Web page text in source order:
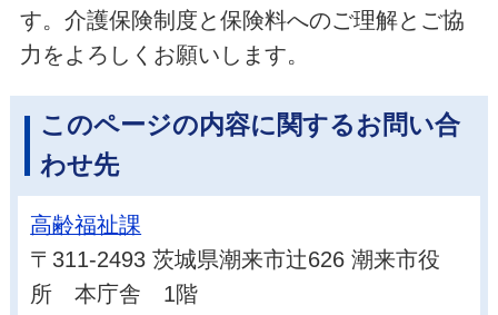
す。介護保険制度と保険料へのご理解とご協
力をよろしくお願いします。
このページの内容に関するお問い合
わせ先
高齢福祉課
〒311-2493 茨城県潮来市辻626 潮来市役
所 本庁舎 1階